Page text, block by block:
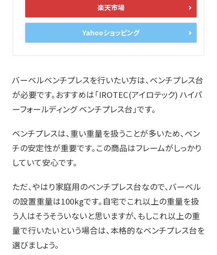
楽天市場
Yahooショッピング
バーベルベンチプレスを行いたい方は、ベンチプレス台
が必要です。おすすめは「IROTEC(アイロテック) ハイパ
ーフォールディング ベンチプレス台」です。
ベンチプレスは、重い重量を扱うことが多いため、ベン
チの安定性が重要です。この商品はフレームがしっかり
していて安心です。
ただ、やはり家庭用のベンチプレス台なので、バーベル
の設置重量は100kgです。自宅でこれ以上の重量を扱
う人はそうそういないと思いますが、もしこれ以上の重
量で行いたいという場合は、本格的なベンチプレス台を
選びましょう。